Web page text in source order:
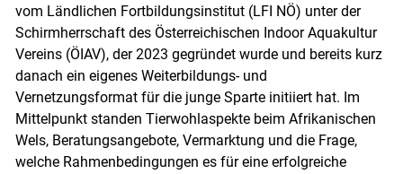
vom Ländlichen Fortbildungsinstitut (LFI NÖ) unter der
Schirmherrschaft des Österreichischen Indoor Aquakultur
Vereins (ÖIAV), der 2023 gegründet wurde und bereits kurz
danach ein eigenes Weiterbildungs- und
Vernetzungsformat für die junge Sparte initiiert hat. Im
Mittelpunkt standen Tierwohlaspekte beim Afrikanischen
Wels, Beratungsangebote, Vermarktung und die Frage,
welche Rahmenbedingungen es für eine erfolgreiche